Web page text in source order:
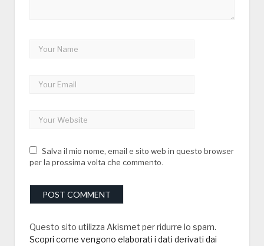
Salva il mio nome, email e sito web in questo browser
per la prossima volta che commento.
Questo sito utilizza Akismet per ridurre lo spam.
Scopri come vengono elaborati i dati derivati dai